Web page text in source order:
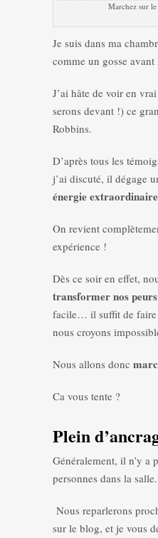
Marchez sur
Je suis dans ma
comme un gosse avant
J’ai hâte de voir en
serons devant !) ce
Robbins.
D’après tous les
j’ai discuté, il dégage
énergie
On revient
expérience !
Dès ce soir en effet,
transformer nos
facile… il suffit de faire
nous croyons
Nous allons donc
Ca vous tente ?
Plein
Généralement, il n’y a
personnes dans la salle.
Nous reparlerons
sur le blog, et je vous